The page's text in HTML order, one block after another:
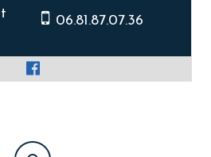
06.81.87.07.36